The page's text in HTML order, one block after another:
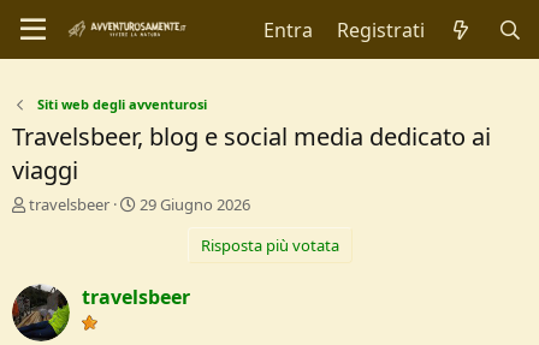
Entra Registrati
Siti web degli avventurosi
Travelsbeer, blog e social media dedicato ai
viaggi
C
t
o
r
travelsbeer
D
d
i
29 Giugno 2026
Risposta più votata
travelsbeer